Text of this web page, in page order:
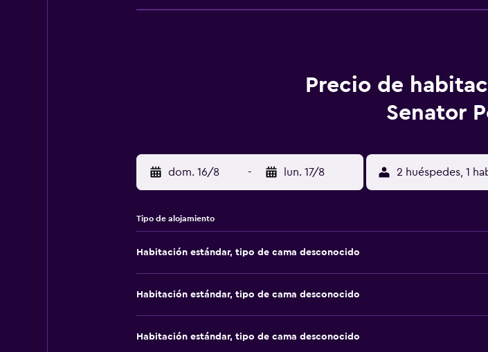
Precio de
Senator
dom. 16/8 - lun. 17/8 2 huéspedes, 1
Tipo de alojamiento
Habitación estándar, tipo de cama desconocido
Habitación estándar, tipo de cama desconocido
Habitación estándar, tipo de cama desconocido